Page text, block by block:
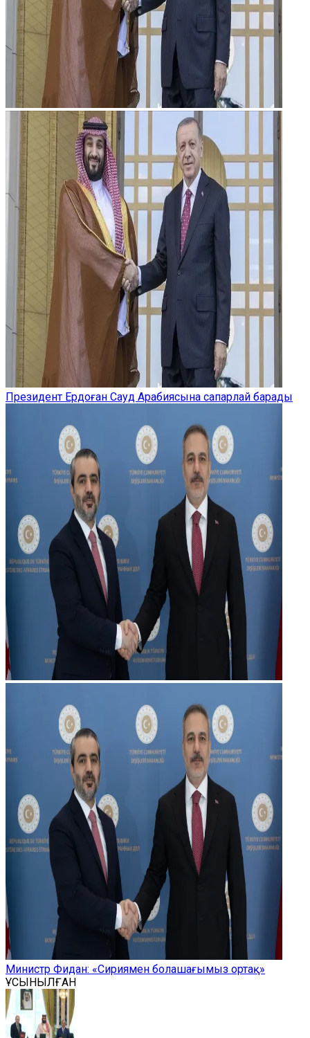
Президент Ердоған Сауд Арабиясына сапарлай барады
Министр Фидан: «Сириямен болашағымыз ортақ»
ҰСЫНЫЛҒАН